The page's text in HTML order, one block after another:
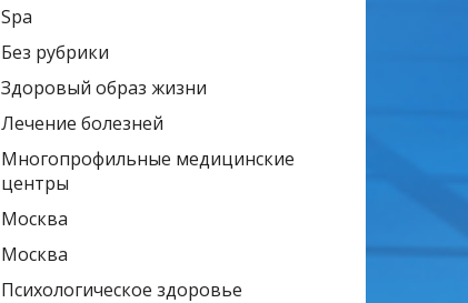
Spa
Без рубрики
Здоровый образ жизни
Лечение болезней
Многопрофильные медицинские
центры
Москва
Москва
Психологическое здоровье